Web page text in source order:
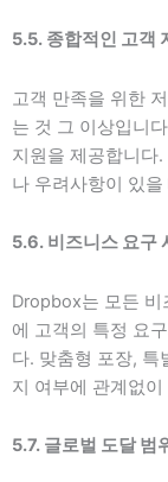
5.5. 종합적인 고객
고객 만족을 위한
는 것 그 이상입니
지원을 제공합니다
나 우려사항이 있
5.6. 비즈니스 요구
Dropbox는 모든 비
에 고객의 특정 요
다. 맞춤형 포장, 특
지 여부에 관계없
5.7. 글로벌 도달 범